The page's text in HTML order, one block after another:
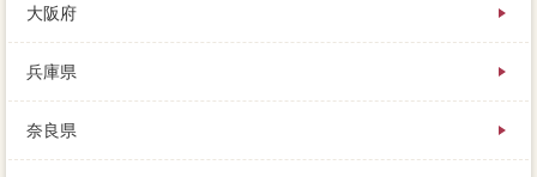
大阪府
兵庫県
奈良県